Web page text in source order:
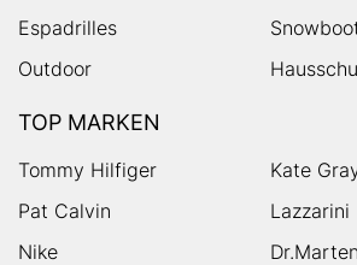
Espadrilles
Outdoor
TOP MARKEN
Tommy Hilfiger
Kate
Pat Calvin
Lazzarini
Nike